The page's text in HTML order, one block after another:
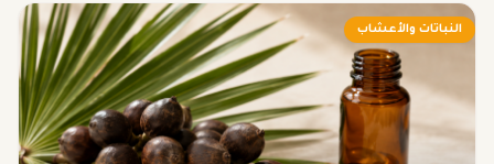
النباتات والأعشاب